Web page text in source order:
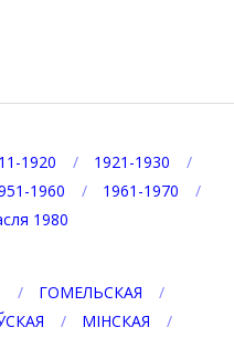
1920
1921-1930
1960
1961-1970
1980
ГОМЕЛЬСКАЯ
МІНСКАЯ